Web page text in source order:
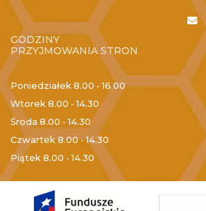
GODZINY
PRZYJMOWANIA STRON
Poniedziałek 8.00 - 16.00
Wtorek 8.00 - 14.30
Środa 8.00 - 14.30
Czwartek8.00 - 14.30
Piątek 8.00 - 14.30